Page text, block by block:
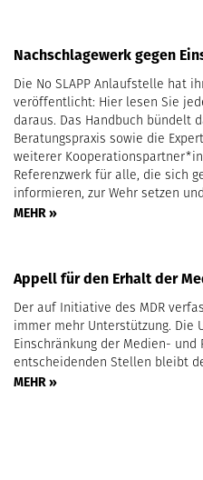
Nachschlagewerk gegen
Die No SLAPP Anlaufstelle hat
veröffentlicht: Hier lesen Sie
daraus. Das Handbuch bündelt
Beratungspraxis sowie die
weiterer
Referenzwerk für alle, die sich
informieren, zur Wehr setzen
MEHR »
Appell für den Erhalt der
Der auf Initiative des MDR
immer mehr Unterstützung. Die
Einschränkung der Medien- und
entscheidenden Stellen bleibt
MEHR »